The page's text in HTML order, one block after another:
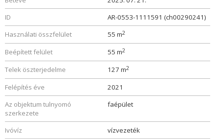
ID
AR-0553-1111591 (ch00290241)
Használati összfelület
55 m2
Beépített felület 55 m2
Telek öszterjedelme 127 m2
Felépítés éve
2021
Az objektum tulnyomó
szerkezete
faépület
Ivóvíz
vízvezeték